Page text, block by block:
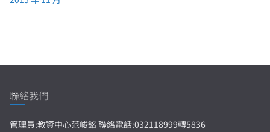
聯絡我們
管理員:教資中心范峻銘 聯絡電話:032118999轉5836